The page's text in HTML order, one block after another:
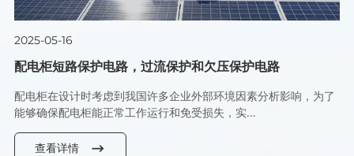
2025-05-16
配电柜短路保护电路，过流保护和欠压保护电路
配电柜在设计时考虑到我国许多企业外部环境因素分析影响，为了
能够确保配电柜能正常工作运行和免受损失，实…
查看详情